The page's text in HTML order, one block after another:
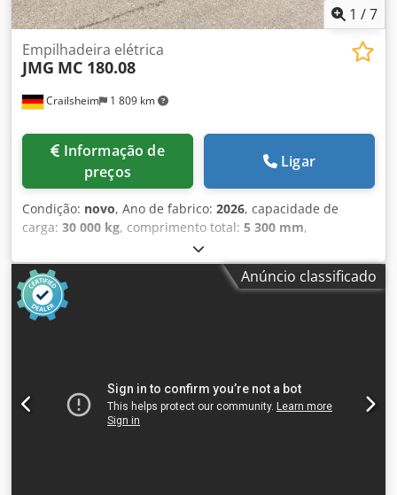
de trabalho Marcação CE
1 /7
Crailsheim 1 809 km
Empilhadeira elétrica
JMG MC 180.08
preços
Ligar
Condição: novo, Ano de fabrico: 2026, capacidade de
carga: 30 000 kg, comprimento total: 5 300 mm,
Empilhador elétrico JMG MC 180.08 Tipo de tração: elétrico
Ano de fabricação: 2026 Dedsztgm Ispfx Abqewa
Capacidade de carga (kg): 30.000 Altura de elevação (mm):
11.000
Anúncio classificado